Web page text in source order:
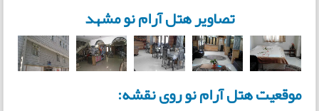
تصاویر هتل آرام نو مشهد
موقعیت هتل آرام نو روی نقشه: